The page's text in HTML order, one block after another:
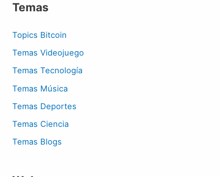
Temas
Topics Bitcoin
Temas Videojuego
Temas Tecnología
Temas Música
Temas Deportes
Temas Ciencia
Temas Blogs